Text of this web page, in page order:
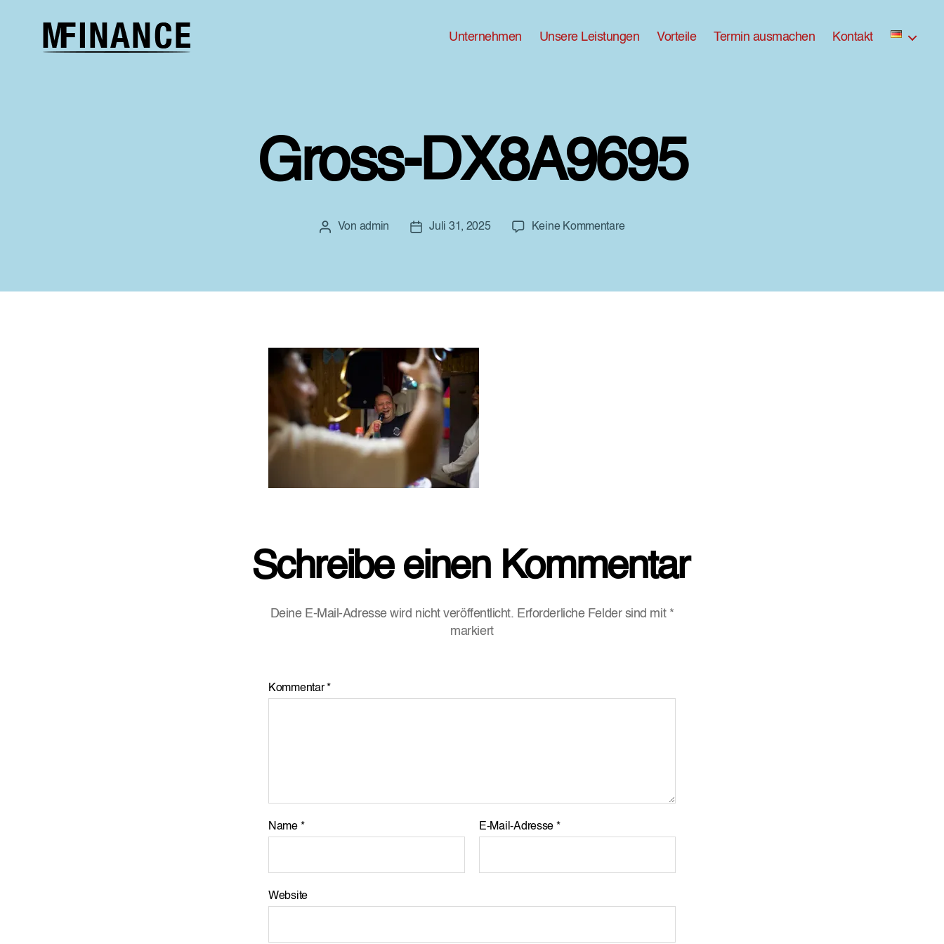
Unternehmen Unsere Leistungen Vorteile Termin ausmachen Kontakt
Gross-DX8A9695
Beitragsautor
Von admin Beitragsdatum
Juli 31, 2025 Keine Kommentarezu
Schreibe einen Kommentar
Deine E-Mail-Adresse wird nicht veröffentlicht. Erforderliche Felder sind mit *
markiert
Kommentar*
Name * E-Mail-Adresse *
Website